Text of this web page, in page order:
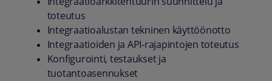
toteutus
Integraatioalustan tekninen käyttöönotto
Integraatioiden ja API-rajapintojen toteutus
Konfigurointi, testaukset ja
tuotantoasennukset